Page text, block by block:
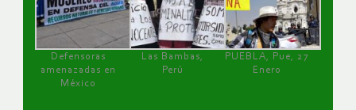
Defensoras
amenazadas en
México
Las Bambas,
Perú
PUEBLA, Pue, 27
Enero